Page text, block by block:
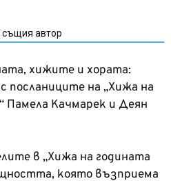
автор
хижите и хората:
посланиците на „Хижа на
Памела Качмарек и Деян
в „Хижа на годината
която възприема